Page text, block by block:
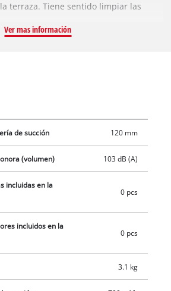
terraza. Tiene sentido limpiar las
el riesgo de resbalones en caminos
cada batería recargable PXC
por ejemplo, como un práctico set
de un tubo de succión ancho a un
ambos entregados con el
Para máxima potencia de
turbo integrado. La velocidad
según sus preferencias. El
agarre suave y función antivibración,
aspirador de hojas inalámbrico sea
para trabajar. Además, las dos ruedas
Ver mas información
de succión 120 mm
(volumen) 103 dB (A)
incluidas en la
0 pcs
incluidos en la
0 pcs
3.1 kg